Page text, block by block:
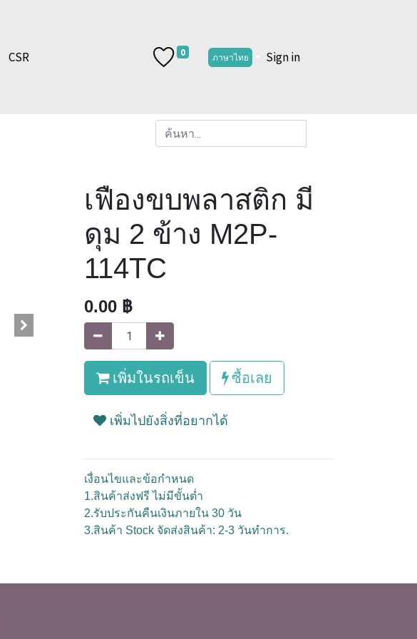
CSR 0 ภาษาไทย Sign in
เฟืองขบพลาสติก มี
ดุม 2 ข้าง M2P-
114TC
0.00 ฿
เพิ่มในรถเข็น ซื้อเลย
เพิ่มไปยังสิ่งที่อยากได้
เงื่อนไขและข้อกำหนด
1.สินค้าส่งฟรี ไม่มีขั้นต่ำ
2.รับประกันคืนเงินภายใน 30 วัน
3.สินค้า Stock จัดส่งสินค้า: 2-3 วันทำการ.